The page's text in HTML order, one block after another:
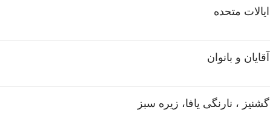
ایالات متحده
آقایان و بانوان
گشنیز ، نارنگی یافا، زیره سبز